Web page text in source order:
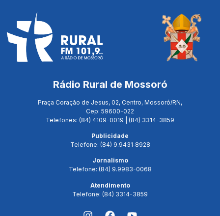
Rádio Rural de Mossoró
Praça Coração de Jesus, 02, Centro, Mossoró/RN,
Cep: 59600-022
Telefones: (84) 4109-0019 | (84) 3314-3859
Publicidade
Telefone: (84) 9.9431‑8928
Jornalismo
Telefone: (84) 9.9983-0068
Atendimento
Telefone: (84) 3314-3859